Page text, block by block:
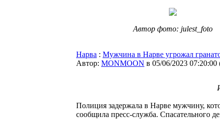
Автор фото: julest_foto
Нарва : Мужчина в Нарве угрожал
Автор: MONMOON в 05/06/2023 07:20:00
Полиция задержала в Нарве мужчину,
сообщила пресс-служба. Спасательного